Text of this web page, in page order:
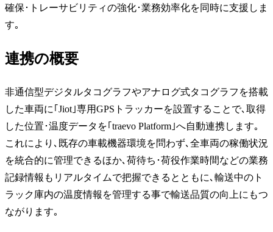
確保･トレーサビリティの強化･業務効率化を同時に支援しま
す｡
連携の概要
非通信型デジタルタコグラフやアナログ式タコグラフを搭載
した車両に｢Jiot｣専用GPSトラッカーを設置することで､取得
した位置･温度データを｢traevo Platform｣へ自動連携します｡
これにより､既存の車載機器環境を問わず､全車両の稼働状況
を統合的に管理できるほか､荷待ち･荷役作業時間などの業務
記録情報もリアルタイムで把握できるとともに､輸送中のト
ラック庫内の温度情報を管理する事で輸送品質の向上にもつ
ながります｡